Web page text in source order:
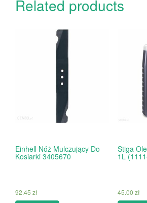
Related products
Einhell Nóż Mulczujący Do
Kosiarki 3405670
92.45 zł
Stiga
1L
45.00 zł